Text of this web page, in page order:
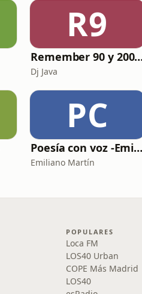
R9
Remember 90 y 2000 en
Dj Java
PC
Poesía con voz -Emiliano
Emiliano Martín
POPULARES
Loca FM
LOS40 Urban
COPE Más Madrid
LOS40